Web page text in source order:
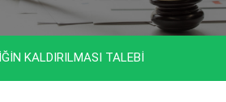
KALDIRILMASI TALEBİ